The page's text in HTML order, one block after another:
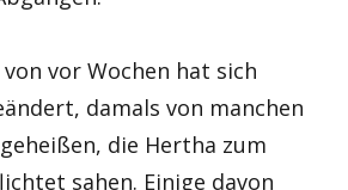
vor Wochen hat sich
damals von manchen
die Hertha zum
sahen. Einige davon